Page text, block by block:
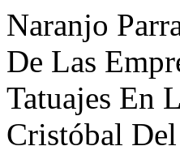
Naranjo
De Las
Tatuajes En
Cristóbal